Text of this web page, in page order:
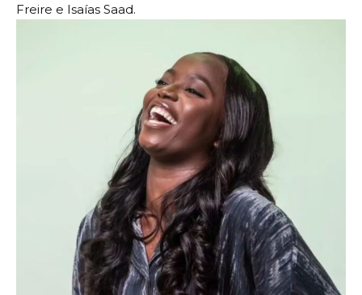
Freire e Isaías Saad.